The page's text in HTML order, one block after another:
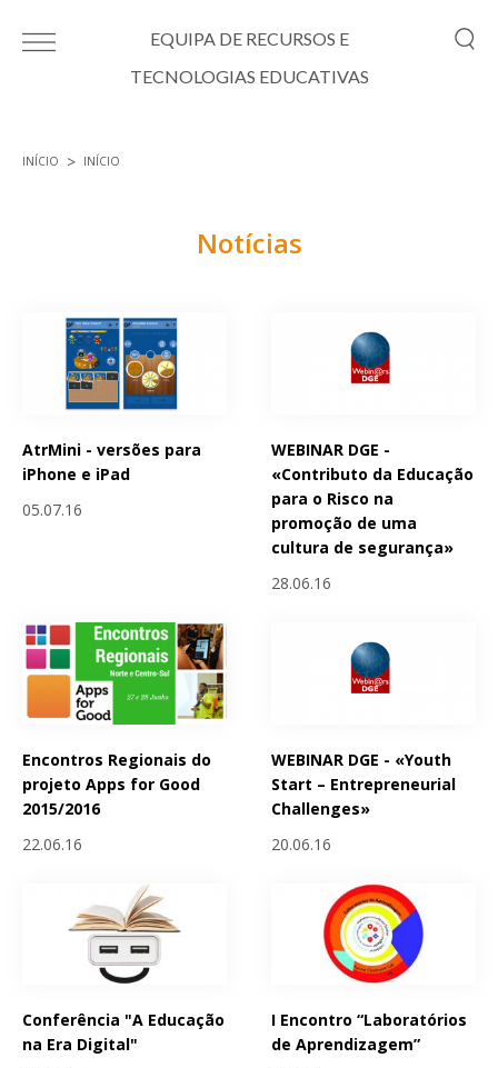
EQUIPA DE RECURSOS E
TECNOLOGIAS EDUCATIVAS
INÍCIO INÍCIO
Notícias
AtrMini - versões para
iPhone e iPad
05.07.16
WEBINAR DGE -
«Contributo da Educação
para o Risco na
promoção de uma
cultura de segurança»
28.06.16
Encontros Regionais do
projeto Apps for Good
2015/2016
22.06.16
WEBINAR DGE - «Youth
Start – Entrepreneurial
Challenges»
20.06.16
Conferência "A Educação
na Era Digital"
I Encontro “Laboratórios
de Aprendizagem”
Páginas